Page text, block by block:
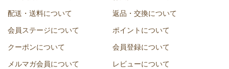
配送・送料について 返品・交換について
会員ステージについて ポイントについて
クーポンについて 会員登録について
メルマガ会員について レビューについて